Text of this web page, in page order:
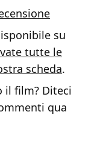
su
tutte le
scheda.
il film? Diteci
qua